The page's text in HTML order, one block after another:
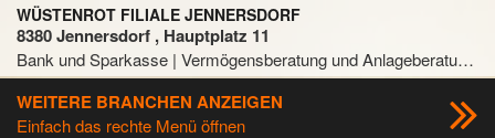
WÜSTENROT FILIALE JENNERSDORF
8380 Jennersdorf , Hauptplatz 11
Bank und Sparkasse | Vermögensberatung und Anlageberatung | Versicherungsunternehmen
WEITERE BRANCHEN ANZEIGEN
Einfach das rechte Menü öffnen